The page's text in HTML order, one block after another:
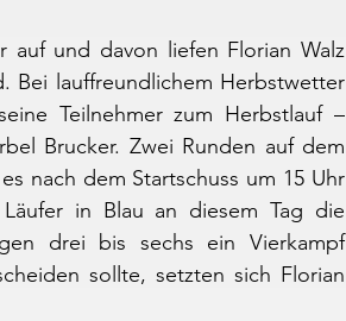
auf und davon liefen Florian Walz
Bei lauffreundlichem Herbstwetter
Teilnehmer zum Herbstlauf –
Brucker. Zwei Runden auf dem
nach dem Startschuss um 15 Uhr
in Blau an diesem Tag die
drei bis sechs ein Vierkampf
sollte, setzten sich Florian